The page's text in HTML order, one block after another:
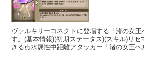
ヴァルキリーコネクトに登場する「渚の女
す。(基本情報)(初期ステータス)(スキル)リ
きる点水属性中距離アタッカー「渚の女王